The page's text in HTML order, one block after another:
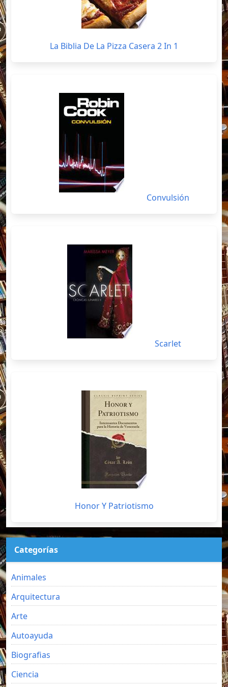
La Biblia De La Pizza Casera 2 In 1
Convulsión
Scarlet
Honor Y Patriotismo
Categorías
Animales
Arquitectura
Arte
Autoayuda
Biografias
Ciencia